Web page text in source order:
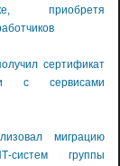
приобретя
сертификат
с сервисами
миграцию
систем группы